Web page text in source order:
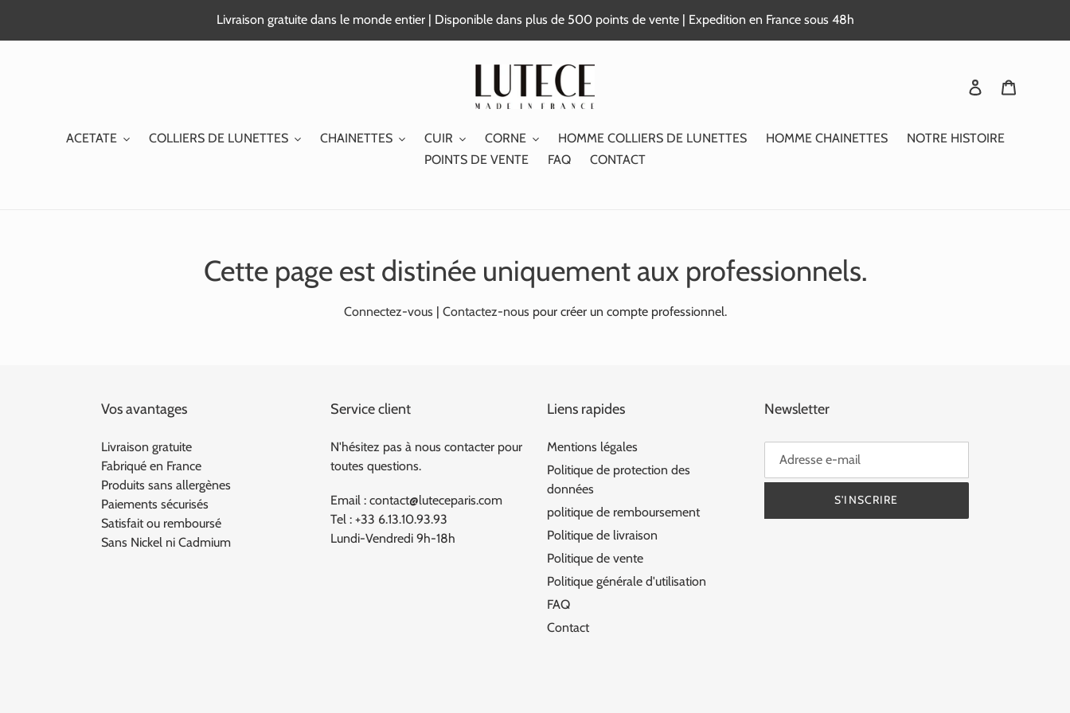
Livraison gratuite dans le monde entier | Disponible dans plus de 500 points de vente | Expedition en France sous 48h
Se connecter
ACETATE COLLIERS DE LUNETTES CHAINETTES CUIR CORNE HOMME COLLIERS DE LUNETTES HOMME CHAINETTES
NOTRE HISTOIRE
POINTS DE VENTE
FAQ CONTACT
Cette page est distinée uniquement aux professionnels.
Connectez-vous | Contactez-nous pour créer un compte professionnel.
Vos avantages
Livraison gratuite
Fabriqué en France
Produits sans allergènes
Paiements sécurisés
Satisfait ou remboursé
Sans Nickel ni Cadmium
Service client
N'hésitez pas à nous contacter pour
toutes questions.
Email : contact@luteceparis.com
Tel : +33 6.13.10.93.93
Lundi-Vendredi 9h-18h
Liens rapides
Mentions légales
Politique de protection des
données
politique de remboursement
Politique de livraison
Politique de vente
Politique générale d'utilisation
FAQ
Contact
Newsletter
S'INSCRIRE